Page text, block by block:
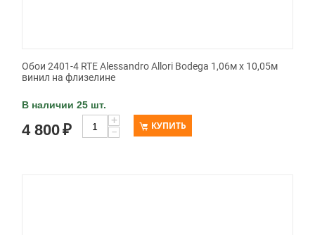
Обои 2401-4 RTE Alessandro Allori Bodega 1,06м х 10,05м
винил на флизелине
В наличии 25 шт.
4 800₽
+
−
КУПИТЬ